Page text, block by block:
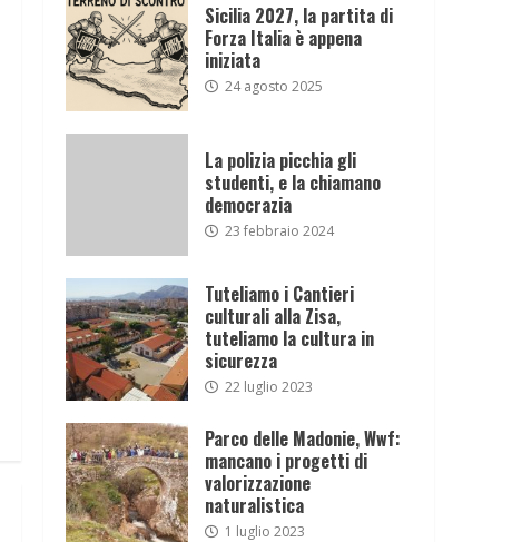
Sicilia 2027, la partita di
Forza Italia è appena
iniziata
24 agosto 2025
La polizia picchia gli
studenti, e la chiamano
democrazia
23 febbraio 2024
Tuteliamo i Cantieri
culturali alla Zisa,
tuteliamo la cultura in
sicurezza
22 luglio 2023
Parco delle Madonie, Wwf:
mancano i progetti di
valorizzazione
naturalistica
1 luglio 2023